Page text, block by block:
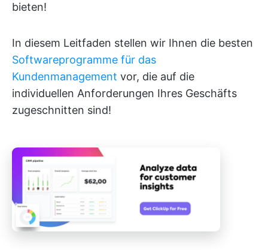
bieten!
In diesem Leitfaden stellen wir Ihnen die besten
Softwareprogramme für das
Kundenmanagement vor, die auf die
individuellen Anforderungen Ihres Geschäfts
zugeschnitten sind!